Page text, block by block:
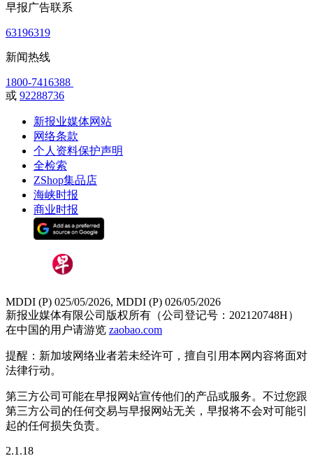
早报广告联系
63196319
新闻热线
1800-7416388
或 92288736
新报业媒体网站
网络条款
个人资料保护声明
全检索
ZShop集品店
海峡时报
商业时报
MDDI (P) 025/05/2026, MDDI (P) 026/05/2026
新报业媒体有限公司版权所有（公司登记号：202120748H）
在中国的用户请游览 zaobao.com
提醒：新加坡网络业者若未经许可，擅自引用本网内容将面对
法律行动。
第三方公司可能在早报网站宣传他们的产品或服务。不过您跟
第三方公司的任何交易与早报网站无关，早报将不会对可能引
起的任何损失负责。
2.1.18